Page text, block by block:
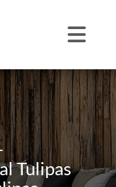
Tulipas